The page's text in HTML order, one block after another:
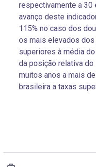
respectivamente a 30
avanço deste
115% no caso dos
os mais elevados
superiores à média
da posição relativa
muitos anos a mais
brasileira a taxas